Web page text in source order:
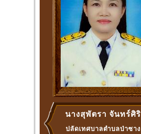
นางสุพัตรา จันทร์ศิริ
ปลัดเทศบาลตำบลป่าซาง